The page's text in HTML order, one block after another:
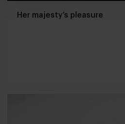
Her majesty’s pleasure